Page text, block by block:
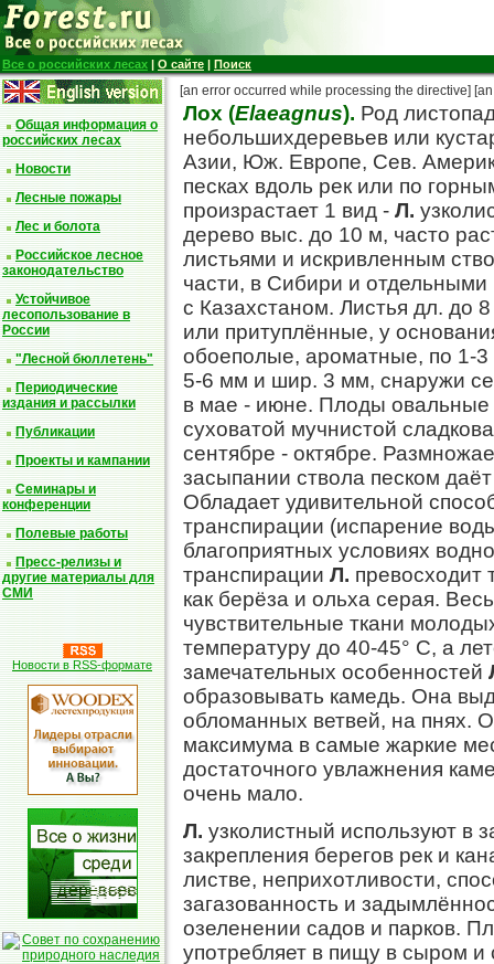
Все о российских лесах | О сайте | Поиск
Общая информация о
российских лесах
Новости
Лесные пожары
Лес и болота
Российское лесное
законодательство
Устойчивое
лесопользование в
России
"Лесной бюллетень"
Периодические
издания и рассылки
Публикации
Проекты и кампании
Семинары и
конференции
Полевые работы
Пресс-релизы и
другие материалы для
СМИ
Новости в RSS-формате
[an error occurred while processing the directive]
Лох (Elaeagnus). Род
небольшихдеревьев или
Азии, Юж. Европе, Сев.
песках вдоль рек или по
произрастает 1 вид - Л.
дерево выс. до 10 м, часто
листьями и искривленным
части, в Сибири и
с Казахстаном. Листья дл. до
или притуплённые, у
обоеполые, ароматные, по 1-3
5-6 мм и шир. 3 мм, снаружи
в мае - июне. Плоды
суховатой мучнистой
сентябре - октябре.
засыпании ствола песком
Обладает удивительной
транспирации (испарение
благоприятных условиях
транспирации Л. превосходит
как берёза и ольха серая.
чувствительные ткани
температуру до 40-45° С, а
замечательных особенностей
образовывать камедь. Она
обломанных ветвей, на пнях.
максимума в самые жаркие
достаточного увлажнения
очень мало.
Л. узколистный используют в
закрепления берегов рек и
листве, неприхотливости,
загазованность и
озеленении садов и парков.
употребляет в пищу в сыром